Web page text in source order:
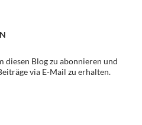
diesen Blog zu abonnieren und
via E-Mail zu erhalten.